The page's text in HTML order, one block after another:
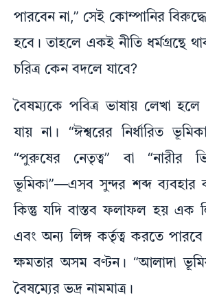
পারবেন না,” সেই কোম্পানির
হবে। তাহলে একই নীতি ধর্মগ্রন্থে
চরিত্র কেন বদলে যাবে?
বৈষম্যকে পবিত্র ভাষায় লেখা
যায় না। “ঈশ্বরের নির্ধারিত
“পুরুষের নেতৃত্ব” বা “নারীর
ভূমিকা”—এসব সুন্দর শব্দ ব্যবহার
কিন্তু যদি বাস্তব ফলাফল হয় এক
এবং অন্য লিঙ্গ কর্তৃত্ব করতে
ক্ষমতার অসম বণ্টন। “আলাদা
বৈষম্যের ভদ্র নামমাত্র।